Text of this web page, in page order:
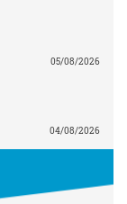
05/08/2026
04/08/2026